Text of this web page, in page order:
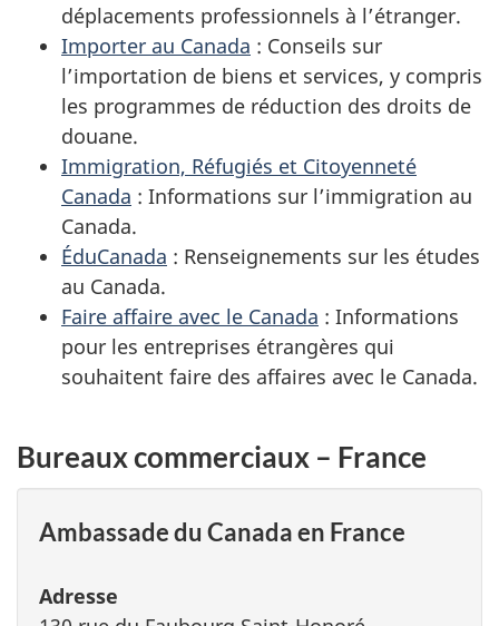
déplacements professionnels à l’étranger.
Importer au Canada : Conseils sur
l’importation de biens et services, y compris
les programmes de réduction des droits de
douane.
Immigration, Réfugiés et Citoyenneté
Canada : Informations sur l’immigration au
Canada.
ÉduCanada : Renseignements sur les études
au Canada.
Faire affaire avec le Canada : Informations
pour les entreprises étrangères qui
souhaitent faire des affaires avec le Canada.
Bureaux commerciaux – France
Ambassade du Canada en France
Adresse